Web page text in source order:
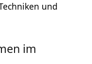
und
im